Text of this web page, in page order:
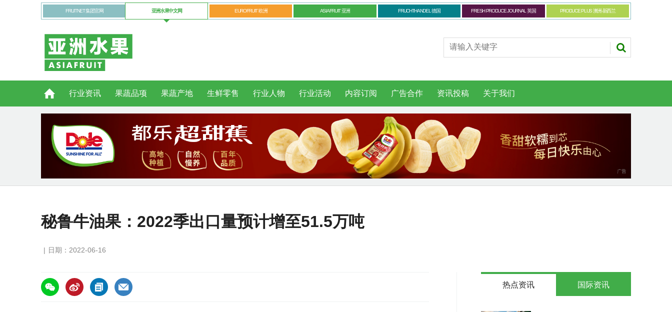
FRUITNET 集团官网 亚洲水果中文网 EUROFRUIT 欧洲 ASIAFRUIT 亚洲 FRUCHTHANDEL 德国 FRESH PRODUCE JOURNAL 英国 PRODUCE PLUS 澳洲-新西兰
行业资讯 果蔬品项 果蔬产地 生鲜零售 行业人物 行业活动 内容订阅 广告合作 资讯投稿 关于我们
秘鲁牛油果：2022季出口量预计增至51.5万吨
日期：2022-06-16
https://asiafruitchina.net/21940.html
热点资讯 国际资讯